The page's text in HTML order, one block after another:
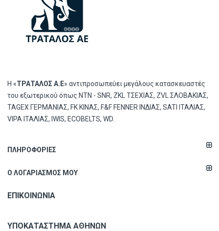
Η «ΤΡΑΤΑΛΟΣ Α.Ε» αντιπροσωπεύει μεγάλους κατασκευαστές
του εξωτερικού όπως ΝΤΝ - SNR, ZKL ΤΣΕΧΙΑΣ, ZVL ΣΛΟΒΑΚΙΑΣ,
TAGEX ΓΕΡΜΑΝΙΑΣ, FK ΚΙΝΑΣ, F&F FENNER ΙΝΔΙΑΣ, SATI ΙΤΑΛΙΑΣ,
VIPA ΙΤΑΛΙΑΣ, IWIS, ECOBELTS, WD.
ΠΛΗΡΟΦΟΡΊΕΣ
Ο ΛΟΓΑΡΙΑΣΜΌΣ ΜΟΥ
ΕΠΙΚΟΙΝΩΝΊΑ
ΥΠΟΚΑΤΆΣΤΗΜΑ ΑΘΗΝΏΝ